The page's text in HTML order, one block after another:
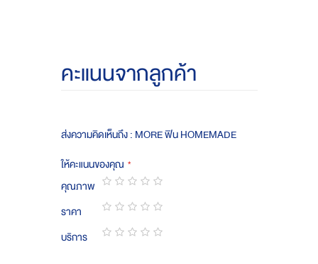
คะแนนจากลูกค้า
ส่งความคิดเห็นถึง : MORE ฟิน HOMEMADE
ให้คะแนนของคุณ
คุณภาพ
1
star
2
stars
3
stars
4
stars
5
stars
ราคา
1
star
2
stars
3
stars
4
stars
5
stars
บริการ